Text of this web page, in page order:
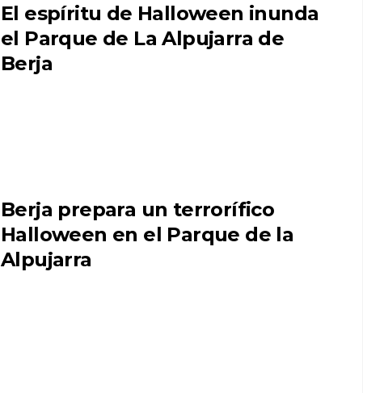
El espíritu de Halloween inunda
el Parque de La Alpujarra de
Berja
Berja prepara un terrorífico
Halloween en el Parque de la
Alpujarra